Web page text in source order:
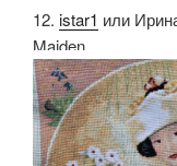
12. istar1 или
Maiden.